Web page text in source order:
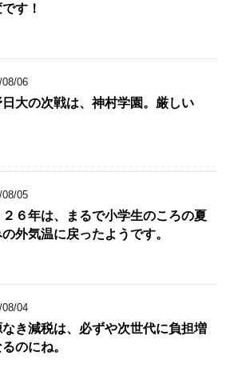
す！
08/06
大の次戦は、神村学園。厳しい
08/05
２６年は、まるで小学生のころの夏
外気温に戻ったようです。
08/04
なき減税は、必ずや次世代に負担増
のにね。